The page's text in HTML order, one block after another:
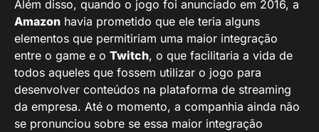
Além disso, quando o jogo foi anunciado em 2016, a
Amazon havia prometido que ele teria alguns
elementos que permitiriam uma maior integração
entre o game e o Twitch, o que facilitaria a vida de
todos aqueles que fossem utilizar o jogo para
desenvolver conteúdos na plataforma de streaming
da empresa. Até o momento, a companhia ainda não
se pronunciou sobre se essa maior integração